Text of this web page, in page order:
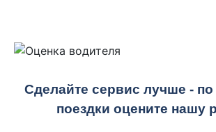
Сделайте сервис лучше - по
поездки оцените нашу